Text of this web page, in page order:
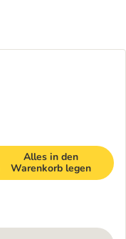
Alles in den
Warenkorb legen